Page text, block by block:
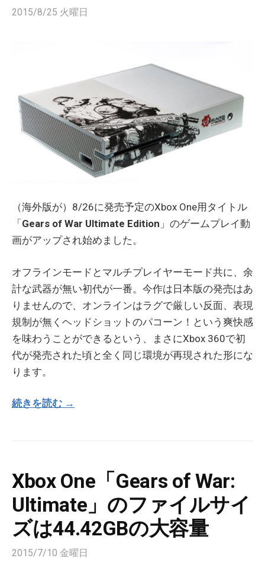
2015/8/25 火曜日
（海外版が）8/26に発売予定のXbox One用タイトル
「 Gears of War Ultimate Edition 」のゲームプレイ動
画がアップされ始めました。
オフラインモードとマルチプレイヤーモード共に、余
計な武器が無い初代が一番。今作は日本版の発売はあ
りませんので、オンラインはラグで厳しい反面、表現
規制が無くヘッドショットのパコーン！という爽快感
を味わうことができるという、まさにXbox 360で初
代が発売された頃と全く同じ環境が再現された形にな
ります。
続きを読む →
Xbox One「Gears of War:
Ultimate」のファイルサイ
ズは44.42GBの大容量
2015/7/10 金曜日